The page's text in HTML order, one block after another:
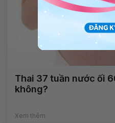
Thai 37 tuần nước ối
không?
Xem thêm